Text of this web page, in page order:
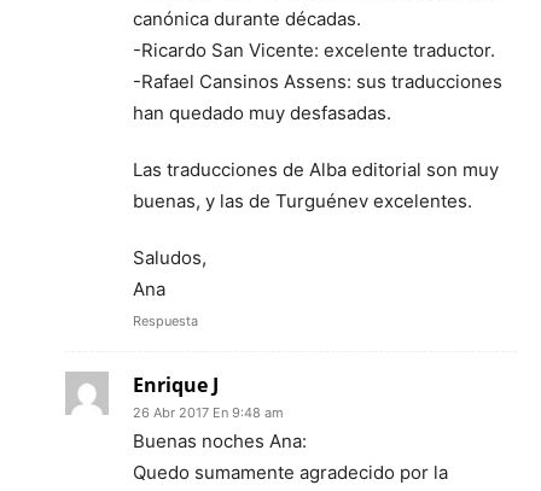
canónica durante décadas.
-Ricardo San Vicente: excelente traductor.
-Rafael Cansinos Assens: sus traducciones
han quedado muy desfasadas.
Las traducciones de Alba editorial son muy
buenas, y las de Turguénev excelentes.
Saludos,
Ana
Respuesta
Enrique J
26 Abr 2017 En 9:48 am
Buenas noches Ana:
Quedo sumamente agradecido por la